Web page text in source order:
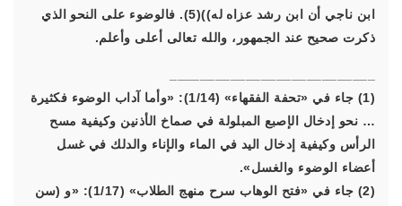
ابن ناجي أن ابن رشد عزاه له))(5). فالوضوء على النحو الذي
ذكرت صحيح عند الجمهور، والله تعالى أعلى وأعلم.
(1) جاء في «تحفة الفقهاء» (1/14): «وأما آداب الوضوء فكثيرة
… نحو إدخال الإصبع المبلولة في صماخ الأذنين وكيفية مسح
الرأس وكيفية إدخال اليد في الماء والإناء والدلك في غسل
أعضاء الوضوء والغسل».
(2) جاء في «فتح الوهاب سرح منهج الطلاب» (1/17): «و (سن